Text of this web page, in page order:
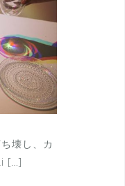
壊し、カ
[…]